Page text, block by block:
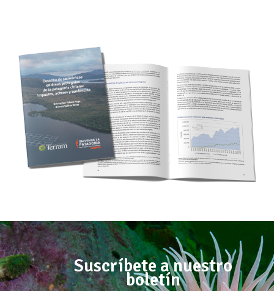
Suscríbete a nuestro
boletín